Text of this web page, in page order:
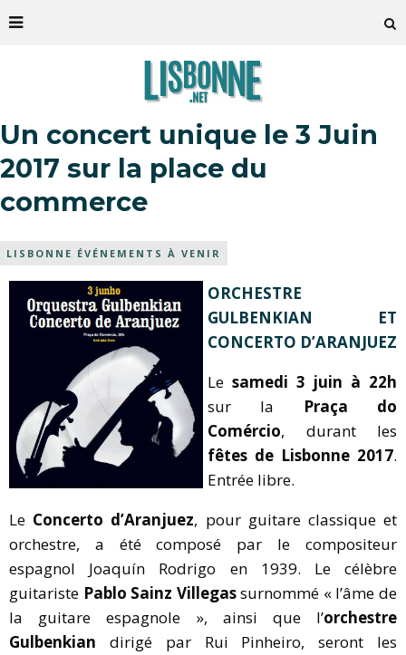
Un concert unique le 3 Juin
2017 sur la place du
commerce
LISBONNE ÉVÉNEMENTS À VENIR
ORCHESTRE
GULBENKIAN ET
CONCERTO D’ARANJUEZ
Le samedi 3 juin à 22h
sur la Praça do
Comércio, durant les
fêtes de Lisbonne 2017.
Entrée libre.
Le Concerto d’Aranjuez, pour guitare classique et
orchestre, a été composé par le compositeur
espagnol Joaquín Rodrigo en 1939. Le célèbre
guitariste Pablo Sainz Villegassurnommé « l’âme de
la guitare espagnole », ainsi que l’orchestre
Gulbenkian dirigé par Rui Pinheiro, seront les